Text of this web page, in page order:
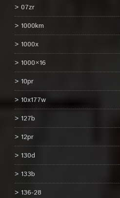
07zr
1000km
1000x
1000×16
10pr
10x177w
127b
12pr
130d
133b
136-28